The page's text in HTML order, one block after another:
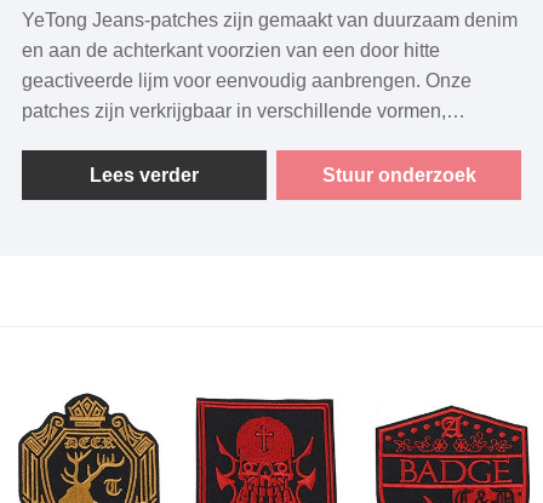
YeTong Jeans-patches zijn gemaakt van duurzaam denim
en aan de achterkant voorzien van een door hitte
geactiveerde lijm voor eenvoudig aanbrengen. Onze
patches zijn verkrijgbaar in verschillende vormen,
verkrijgbaar in aanpasbare maten om aan uw specifieke
behoeften te voldoen. Onze voorraadformaten omvatten
Lees verder Stuur onderzoek